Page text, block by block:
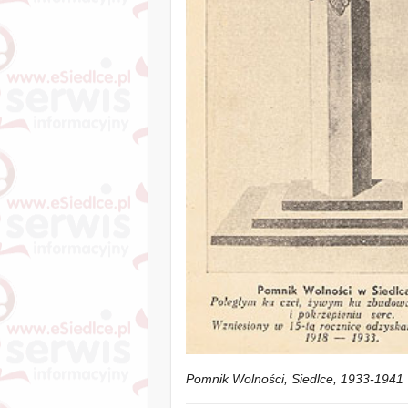
Pomnik Wolności, Siedlce, 1933-1941